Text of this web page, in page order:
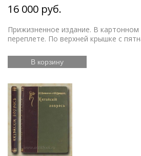
16 000 руб.
Прижизненное издание. В картонном
переплете. По верхней крышке с
В корзину